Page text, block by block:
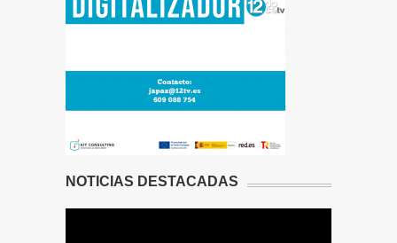
NOTICIAS DESTACADAS